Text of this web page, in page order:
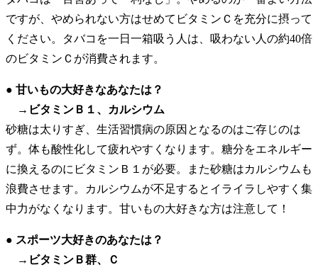
ですが、やめられない方はせめてビタミンＣを充分に摂って
ください。タバコを一日一箱吸う人は、吸わない人の約40倍
のビタミンＣが消費されます。
● 甘いもの大好きなあなたは？
→ビタミンＢ１、カルシウム
砂糖は太りすぎ、生活習慣病の原因となるのはご存じのは
ず。体も酸性化して疲れやすくなります。糖分をエネルギー
に換えるのにビタミンＢ１が必要。また砂糖はカルシウムも
浪費させます。カルシウムが不足するとイライラしやすく集
中力がなくなります。甘いもの大好きな方は注意して！
● スポーツ大好きのあなたは？
→ビタミンＢ群、Ｃ